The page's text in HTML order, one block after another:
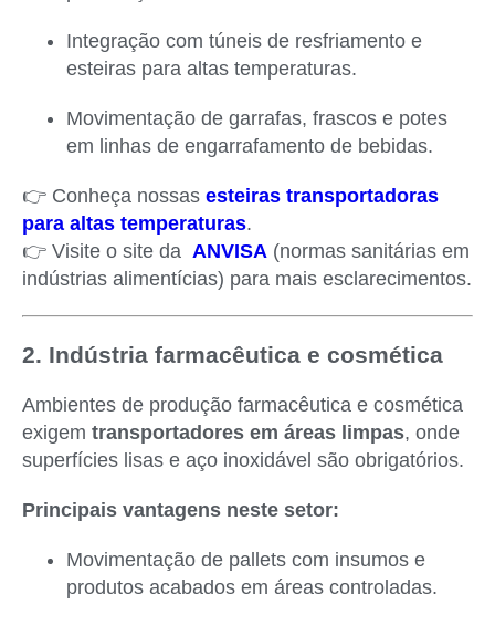
Integração com túneis de resfriamento e
esteiras para altas temperaturas.
Movimentação de garrafas, frascos e potes
em linhas de engarrafamento de bebidas.
👉 Conheça nossas esteiras transportadoras
para altas temperaturas.
👉 Visite o site da ANVISA (normas sanitárias em
indústrias alimentícias) para mais esclarecimentos.
2. Indústria farmacêutica e cosmética
Ambientes de produção farmacêutica e cosmética
exigem transportadores em áreas limpas, onde
superfícies lisas e aço inoxidável são obrigatórios.
Principais vantagens neste setor:
Movimentação de pallets com insumos e
produtos acabados em áreas controladas.